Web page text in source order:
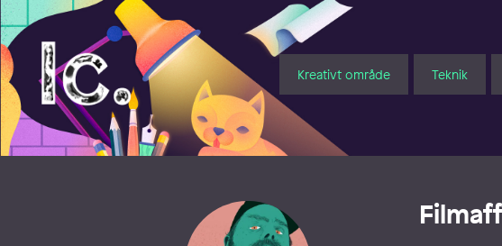
Illustratörcentrum
Kreativt område Teknik